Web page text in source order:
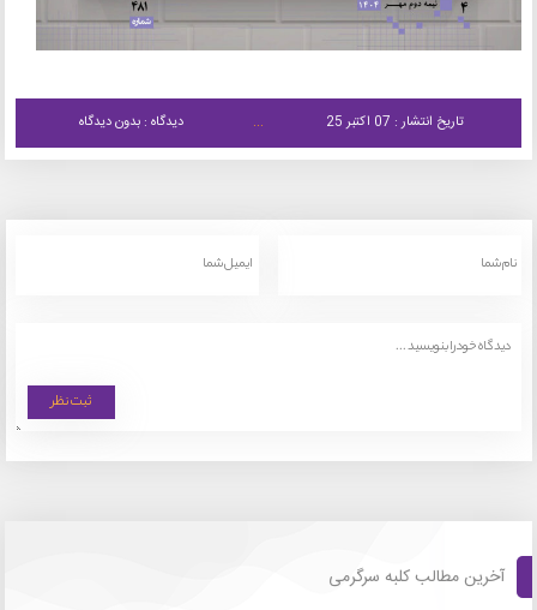
تاریخ انتشار : 07 اکتبر 25 دیدگاه : بدون دیدگاه
آخرین مطالب کلبه سرگرمی